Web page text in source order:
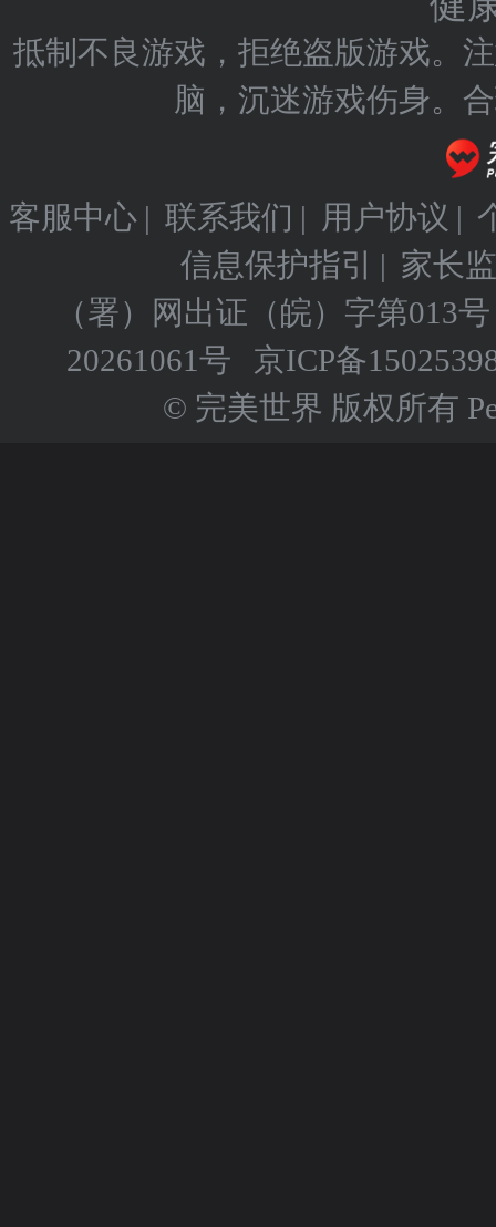
抵制不良游戏，拒绝盗版游戏。
脑，沉迷游戏伤身。
客服中心 | 联系我们 | 用户协议 |
信息保护指引
| 家长
（署）网出证（皖）字第013号
20261061号
京ICP备
© 完美世界 版权所有